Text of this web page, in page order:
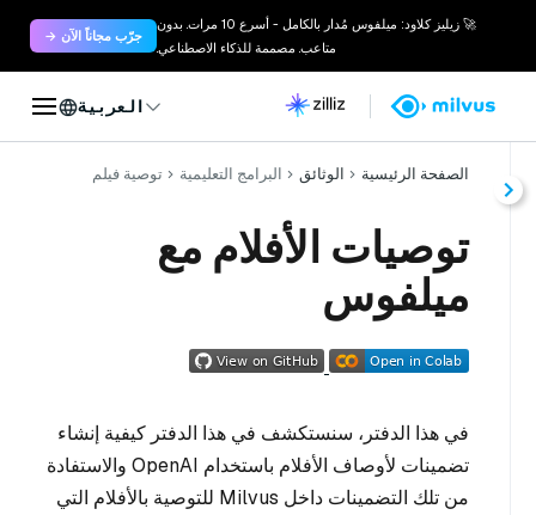
🚀 زيليز كلاود: ميلفوس مُدار بالكامل - أسرع 10 مرات. بدون
متاعب. مصممة للذكاء الاصطناعي.
جرّب مجاناً الآن →
العربية
الصفحة الرئيسية الوثائق البرامج التعليمية توصية فيلم
توصيات الأفلام مع
ميلفوس
في هذا الدفتر، سنستكشف في هذا الدفتر كيفية إنشاء
تضمينات لأوصاف الأفلام باستخدام OpenAI والاستفادة
من تلك التضمينات داخل Milvus للتوصية بالأفلام التي